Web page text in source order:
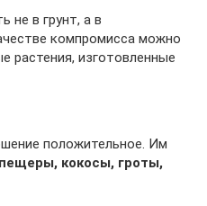
не в грунт, а в
компромисса можно
растения, изготовленные
положительное. Им
кокосы, гроты,